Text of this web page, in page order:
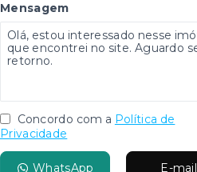
Mensagem
Concordo com a Política de
Privacidade
WhatsApp E-mail